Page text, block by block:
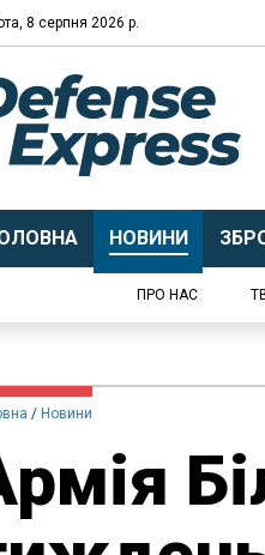
8 серпня 2026 р.
НОВИНИ
ПРО НАС
Новини